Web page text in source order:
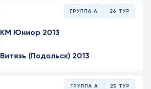
ГРУППА А 26 ТУР
КМ Юниор 2013
Витязь (Подольск) 2013
ГРУППА А 25 ТУР